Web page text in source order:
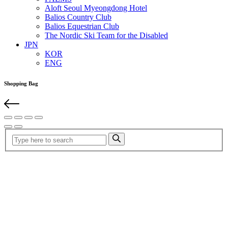
Aloft Seoul Myeongdong Hotel
Balios Country Club
Balios Equestrian Club
The Nordic Ski Team for the Disabled
JPN
KOR
ENG
Shopping Bag